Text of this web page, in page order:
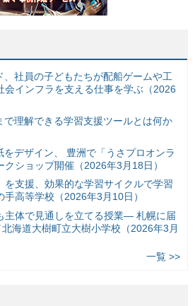
、社員の子どもたちが配船ゲームや工
会インフラを支える仕事を学ぶ（2026
で理解できる学習支援ツールとは何か
デザイン、 豊洲で「うさプロオンラ
ショップ開催（2026年3月18日）
を支援、効果的な学習サイクルで学習
高等学校（2026年3月10日）
主体で見通しを立てる授業— 札幌に届
北海道大樹町立大樹小学校（2026年3月
一覧 >>